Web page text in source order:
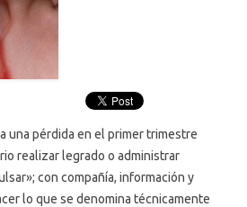
una pérdida en el primer trimestre
realizar legrado o administrar
con compañía, información y
lo que se denomina técnicamente